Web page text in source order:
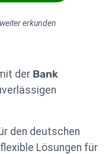
erkunden
der Bank
den deutschen
Lösungen für